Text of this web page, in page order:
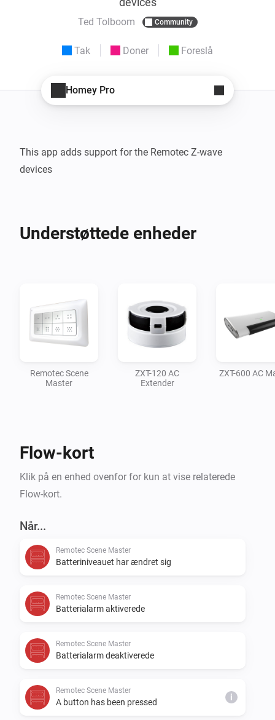
Ted Tolboom Community
Tak Doner Foreslå
Homey Pro
This app adds support for the Remotec Z-wave
Understøttede enheder
Remotec Scene
Master
ZXT-120 AC
Extender
ZXT-600 AC
Flow-kort
Klik på en enhed ovenfor for kun at vise relaterede
Flow-kort.
Når...
Remotec Scene Master
Batteriniveauet har ændret sig
Remotec Scene Master
Batterialarm aktiverede
Remotec Scene Master
Batterialarm deaktiverede
Remotec Scene Master
A button has been pressed i